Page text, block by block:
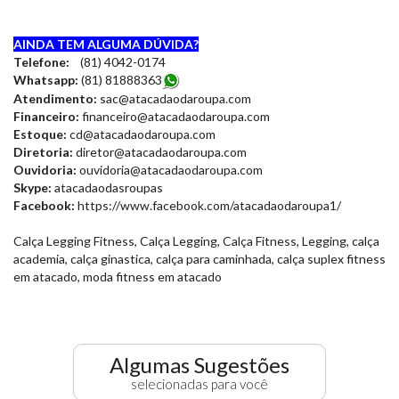
AINDA TEM ALGUMA DÚVIDA?
Telefone: (81) 4042-0174
Whatsapp: (81) 81888363
Atendimento: sac@atacadaodaroupa.com
Financeiro: financeiro@atacadaodaroupa.com
Estoque: cd@atacadaodaroupa.com
Diretoria: diretor@atacadaodaroupa.com
Ouvidoria: ouvidoria@atacadaodaroupa.com
Skype: atacadaodasroupas
Facebook: https://www.facebook.com/atacadaodaroupa1/
Calça Legging Fitness, Calça Legging, Calça Fitness, Legging, calça
academia, calça ginastica, calça para caminhada, calça suplex fitness
em atacado, moda fitness em atacado
Algumas Sugestões
selecionadas para você